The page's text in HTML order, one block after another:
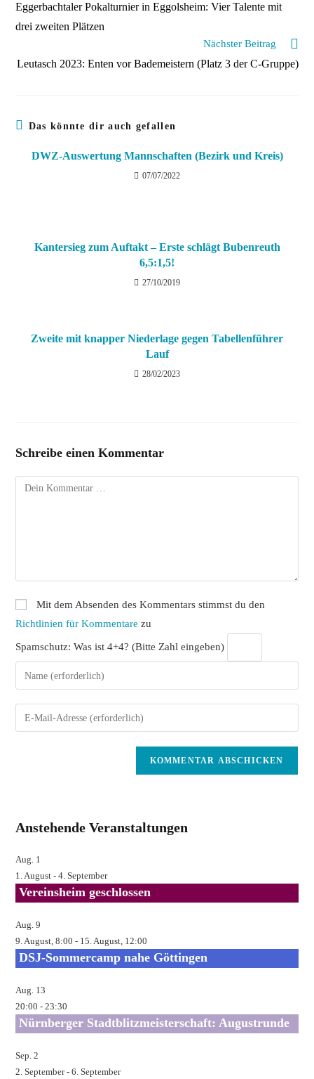
ansehen
Eggerbachtaler Pokalturnier in Eggolsheim: Vier Talente mit
drei zweiten Plätzen
Nächster Beitrag
Leutasch 2023: Enten vor Bademeistern (Platz 3 der C-Gruppe)
Das könnte dir auch gefallen
DWZ-Auswertung Mannschaften (Bezirk und Kreis)
07/07/2022
Kantersieg zum Auftakt – Erste schlägt Bubenreuth
6,5:1,5!
27/10/2019
Zweite mit knapper Niederlage gegen Tabellenführer
Lauf
28/02/2023
Schreibe einen Kommentar
Kommentar
Mit dem Absenden des Kommentars stimmst du den
Richtlinien für Kommentare zu
Spamschutz: Was ist 4+4? (Bitte Zahl eingeben)
Gib
deinen
Namen
oder
Gib
deine
ein
Anstehende Veranstaltungen
Aug. 1
1. August -4. September
Vereinsheim geschlossen
Aug.9
9. August, 8:00 - 15. August, 12:00
DSJ-Sommercamp nahe Göttingen
Aug. 13
20:00 -23:30
Nürnberger Stadtblitzmeisterschaft: Augustrunde
Sep.2
2. September-6. September